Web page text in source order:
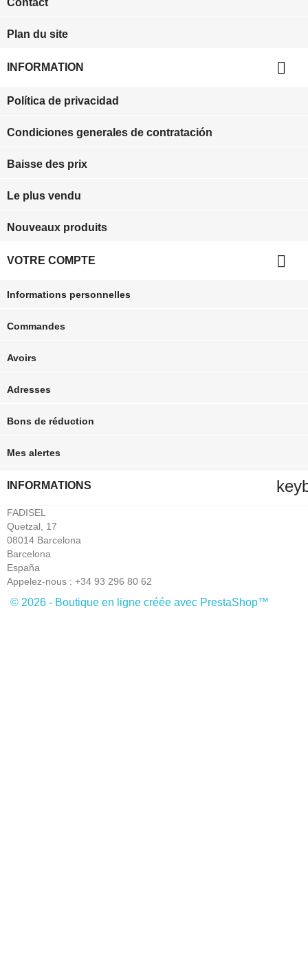
Contact
Plan du site
INFORMATION 
Política de privacidad
Condiciones generales de contratación
Baisse des prix
Le plus vendu
Nouveaux produits
VOTRE COMPTE 
Informations personnelles
Commandes
Avoirs
Adresses
Bons de réduction
Mes alertes
INFORMATIONS
FADISEL
Quetzal, 17
08014 Barcelona
Barcelona
España
Appelez-nous : +34 93 296 80 62
© 2026 - Boutique en ligne créée avec PrestaShop™